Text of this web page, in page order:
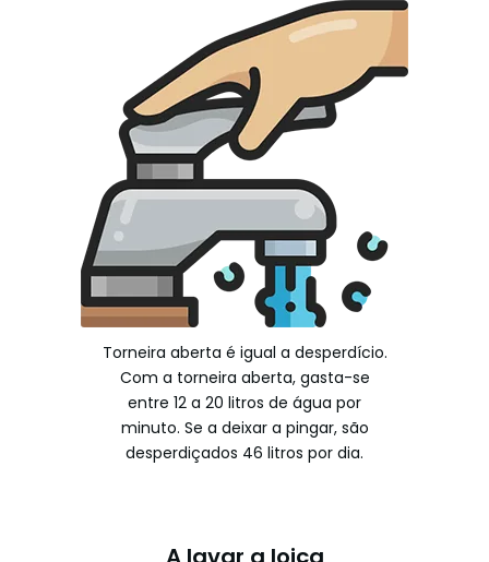
Torneira aberta é igual a desperdício.
Com a torneira aberta, gasta-se
entre 12 a 20 litros de água por
minuto. Se a deixar a pingar, são
desperdiçados 46 litros por dia.